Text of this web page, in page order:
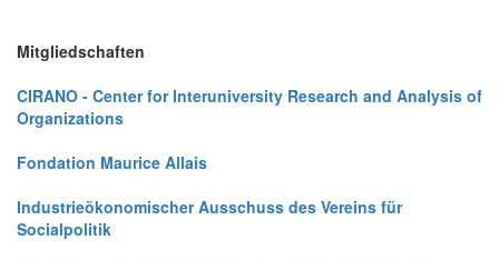
Mitgliedschaften
CIRANO - Center for Interuniversity Research and Analysis of
Organizations
Fondation Maurice Allais
Industrieökonomischer Ausschuss des Vereins für
Socialpolitik